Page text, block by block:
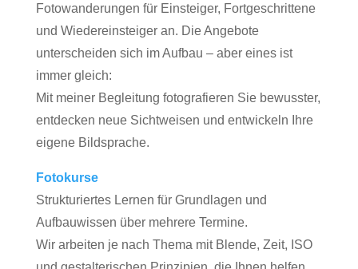
Fotowanderungen für Einsteiger, Fortgeschrittene
und Wiedereinsteiger an. Die Angebote
unterscheiden sich im Aufbau – aber eines ist
immer gleich:
Mit meiner Begleitung fotografieren Sie bewusster,
entdecken neue Sichtweisen und entwickeln Ihre
eigene Bildsprache.
Fotokurse
Strukturiertes Lernen für Grundlagen und
Aufbauwissen über mehrere Termine.
Wir arbeiten je nach Thema mit Blende, Zeit, ISO